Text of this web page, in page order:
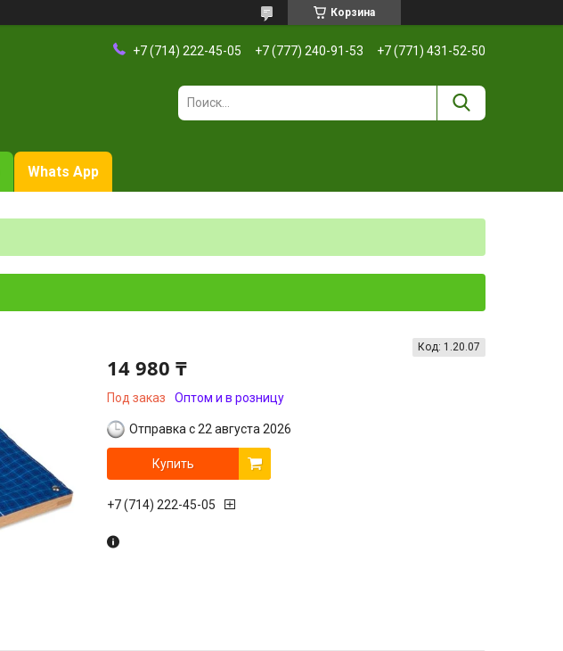
Корзина
+7 (714) 222-45-05 +7 (777) 240-91-53 +7 (771) 431-52-50
Whats App
14 980 ₸
Под заказ Оптом и в розницу
Код: 1.20.07
Отправка с 22 августа 2026
Купить
+7 (714) 222-45-05